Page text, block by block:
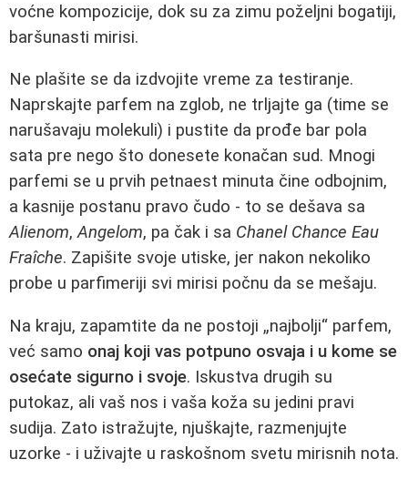
voćne kompozicije, dok su za zimu poželjni bogatiji,
baršunasti mirisi.
Ne plašite se da izdvojite vreme za testiranje.
Naprskajte parfem na zglob, ne trljajte ga (time se
narušavaju molekuli) i pustite da prođe bar pola
sata pre nego što donesete konačan sud. Mnogi
parfemi se u prvih petnaest minuta čine odbojnim,
a kasnije postanu pravo čudo - to se dešava sa
Alienom,Angelom, pa čak i sa Chanel Chance Eau
Fraîche. Zapišite svoje utiske, jer nakon nekoliko
probe u parfimeriji svi mirisi počnu da se mešaju.
Na kraju, zapamtite da ne postoji „najbolji“ parfem,
već samo onaj koji vas potpuno osvaja i u kome se
osećate sigurno i svoje. Iskustva drugih su
putokaz, ali vaš nos i vaša koža su jedini pravi
sudija. Zato istražujte, njuškajte, razmenjujte
uzorke - i uživajte u raskošnom svetu mirisnih nota.